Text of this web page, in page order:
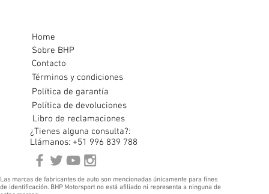
Home
Sobre BHP
Contacto
Términos y condiciones
Política de garantía
Política de devoluciones
Libro de reclamaciones
¿Tienes alguna consulta?:
Llámanos: +51 996 839 788
Las marcas de fabricantes de auto son mencionadas únicamente para fines
de identificación. BHP Motorsport no está afiliado ni representa a ninguna de